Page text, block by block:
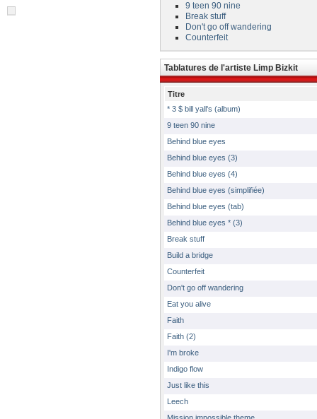
9 teen 90 nine
Break stuff
Don't go off wandering
Counterfeit
Tablatures de l'artiste Limp Bizkit
Titre
* 3 $ bill yall's (album)
9 teen 90 nine
Behind blue eyes
Behind blue eyes (3)
Behind blue eyes (4)
Behind blue eyes (simplifiée)
Behind blue eyes (tab)
Behind blue eyes * (3)
Break stuff
Build a bridge
Counterfeit
Don't go off wandering
Eat you alive
Faith
Faith (2)
I'm broke
Indigo flow
Just like this
Leech